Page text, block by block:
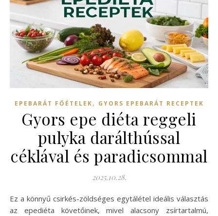
EPEBARÁT FŐÉTELEK, GYORS EPEBARÁT RECEPTEK
Gyors epe diéta reggeli
pulyka darálthússal
céklával és paradicsommal
2025.10.28.
Ez a könnyű csirkés-zöldséges egytálétel ideális választás
az epediéta követőinek, mivel alacsony zsírtartalmú,